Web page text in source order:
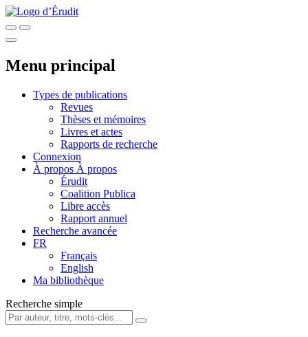
Menu principal
Types de publications
Revues
Thèses et mémoires
Livres et actes
Rapports de recherche
Connexion
À propos À propos
Érudit
Coalition Publica
Libre accès
Rapport annuel
Recherche avancée
FR
Français
English
Ma bibliothèque
Recherche simple